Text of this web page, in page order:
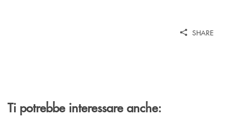
SHARE
Ti potrebbe interessare anche: